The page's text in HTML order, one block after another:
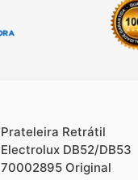
Prateleira Retrátil
Electrolux DB52/DB53
70002895 Original